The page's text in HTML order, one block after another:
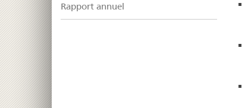
Rapport annuel